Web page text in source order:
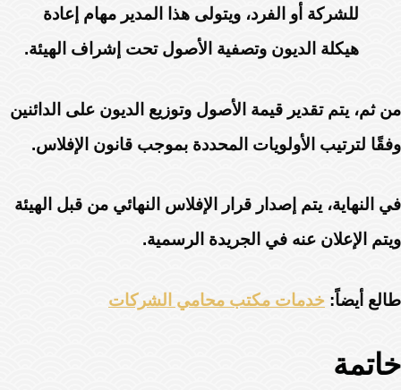
للشركة أو الفرد، ويتولى هذا المدير مهام إعادة
هيكلة الديون وتصفية الأصول تحت إشراف الهيئة.
من ثم، يتم تقدير قيمة الأصول وتوزيع الديون على الدائنين
وفقًا لترتيب الأولويات المحددة بموجب قانون الإفلاس.
في النهاية، يتم إصدار قرار الإفلاس النهائي من قبل الهيئة
ويتم الإعلان عنه في الجريدة الرسمية.
طالع أيضاً: خدمات مكتب محامي الشركات
خاتمة